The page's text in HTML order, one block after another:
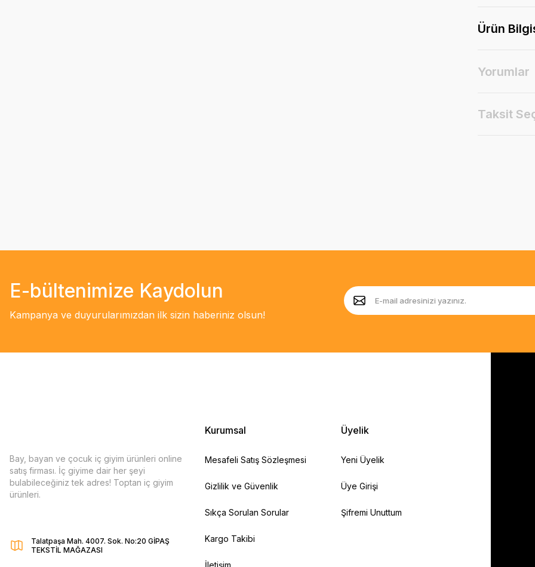
Ürün
Yorumlar
Taksit
E-bültenimize Kaydolun
Kampanya ve duyurularımızdan ilk sizin haberiniz olsun!
Bay, bayan ve çocuk iç giyim ürünleri online
satış firması. İç giyime dair her şeyi
bulabileceğiniz tek adres! Toptan iç giyim
ürünleri.
Talatpaşa Mah. 4007. Sok. No:20 GİPAŞ
TEKSTİL MAĞAZASI
Kurumsal
Mesafeli Satış Sözleşmesi
Gizlilik ve Güvenlik
Sıkça Sorulan Sorular
Kargo Takibi
İletişim
Üyelik
Yeni Üyelik
Üye Girişi
Şifremi Unuttum